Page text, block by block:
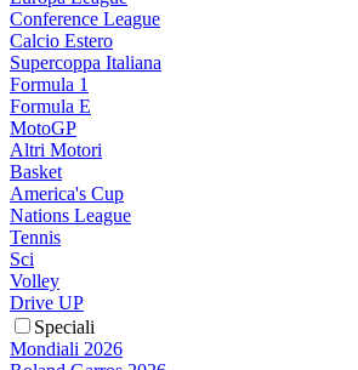
Conference League
Calcio Estero
Supercoppa Italiana
Formula 1
Formula E
MotoGP
Altri Motori
Basket
America's Cup
Nations League
Tennis
Sci
Volley
Drive UP
Speciali
Mondiali 2026